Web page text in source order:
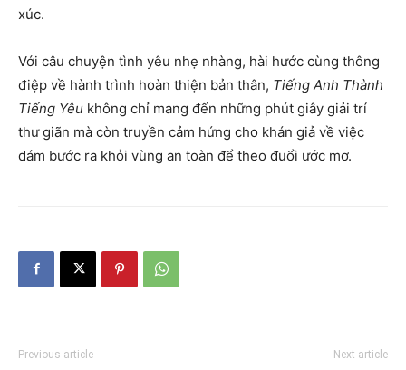
xúc.
Với câu chuyện tình yêu nhẹ nhàng, hài hước cùng thông
điệp về hành trình hoàn thiện bản thân, Tiếng Anh Thành
Tiếng Yêu không chỉ mang đến những phút giây giải trí
thư giãn mà còn truyền cảm hứng cho khán giả về việc
dám bước ra khỏi vùng an toàn để theo đuổi ước mơ.
Previous article Next article